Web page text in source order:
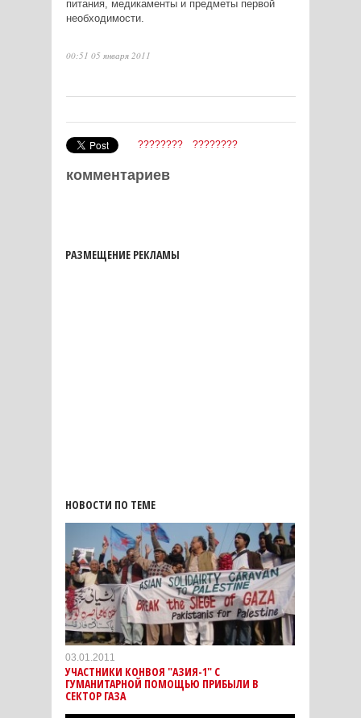
питания, медикаменты и предметы первой
необходимости.
00:51 05 января 2011
???????? ????????
комментариев
РАЗМЕЩЕНИЕ РЕКЛАМЫ
НОВОСТИ ПО ТЕМЕ
03.01.2011
УЧАСТНИКИ КОНВОЯ "АЗИЯ-1" С
ГУМАНИТАРНОЙ ПОМОЩЬЮ ПРИБЫЛИ В
СЕКТОР ГАЗА